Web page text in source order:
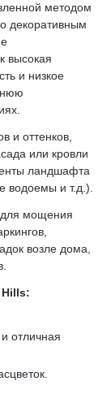
методом
декоративным
высокая
и низкое
и оттенков,
или кровли
ландшафта
водоемы и т.д.).
для мощения
возле дома,
отличная